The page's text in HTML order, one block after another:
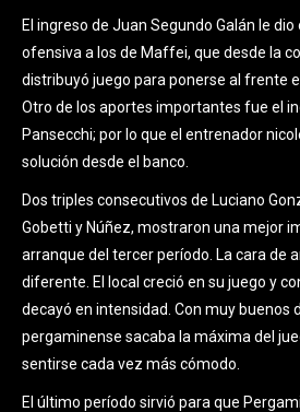
El ingreso de Juan Segundo Galán le
ofensiva a los de Maffei, que desde la
distribuyó juego para ponerse al frente
Otro de los aportes importantes fue el
Pansecchi; por lo que el entrenador
solución desde el banco.
Dos triples consecutivos de Luciano
Gobetti y Núñez, mostraron una mejor
arranque del tercer período. La cara de
diferente. El local creció en su juego y
decayó en intensidad. Con muy buenos
pergaminense sacaba la máxima del
sentirse cada vez más cómodo.
El último período sirvió para que